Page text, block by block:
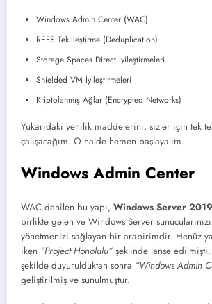
Windows Admin Center (WAC)
REFS Tekilleştirme (Deduplication)
Storage Spaces Direct İyileştirmeleri
Shielded VM İyileştirmeleri
Kriptolanmış Ağlar (Encrypted Networks)
Yukarıdaki yenilik maddelerini, sizler için tek
çalışacağım. O halde hemen başlayalım.
Windows Admin Center
WAC denilen bu yapı, Windows Server 2019
birlikte gelen ve Windows Server
yönetmenizi sağlayan bir arabirimdir. Henüz
iken “Project Honolulu”şeklinde lanse
şekilde duyurulduktan sonra “Windows Admin
geliştirilmiş ve sunulmuştur.